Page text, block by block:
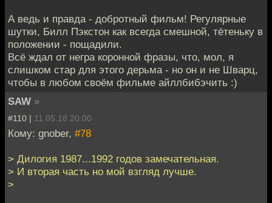
А ведь и правда - добротный фильм! Регулярные
шутки, Билл Пэкстон как всегда смешной, тётеньку в
положении - пощадили.
Всё ждал от негра коронной фразы, что, мол, я
слишком стар для этого дерьма - но он и не Шварц,
чтобы в любом своём фильме айллбибэчить :)
SAW »
#110 | 11.05.18 20:00
Кому: gnober, #78
> Дилогия 1987...1992 годов замечательная.
> И вторая часть но мой взгляд лучше.
>